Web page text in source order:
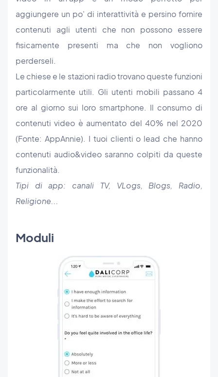
aggiungere un po' di interattività e persino fornire
contenuti agli utenti che non possono essere
fisicamente presenti ma che non vogliono
perderseli.
Le chiese e le stazioni radio trovano queste funzioni
particolarmente utili. Gli utenti mobili passano 4
ore al giorno sui loro smartphone. Il consumo di
contenuti video è aumentato del 40% nel 2020
(Fonte: AppAnnie). I tuoi clienti o lead che hanno
contenuti audio&video saranno colpiti da queste
funzionalità.
Tipi di app: canali TV, VLogs, Blogs, Radio,
Religione...
Moduli